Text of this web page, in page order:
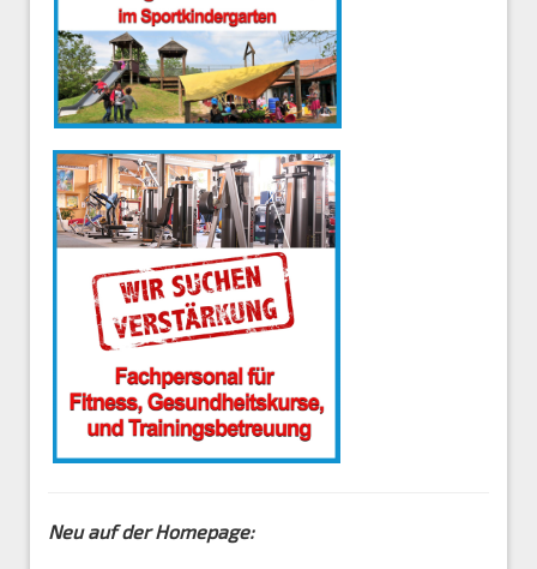
Neu auf der Homepage: